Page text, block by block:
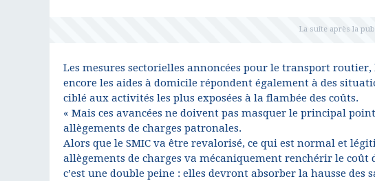
Les mesures sectorielles annoncées pour le transport
encore les aides à domicile répondent également à des
ciblé aux activités les plus exposées à la flambée des coûts.
« Mais ces avancées ne doivent pas masquer le principal
allègements de charges patronales.
Alors que le SMIC va être revalorisé, ce qui est normal et
allègements de charges va mécaniquement renchérir le coût
c’est une double peine : elles devront absorber la hausse